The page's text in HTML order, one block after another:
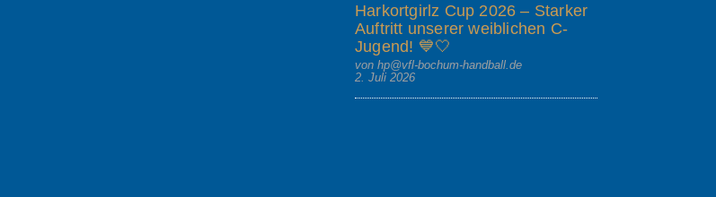
Harkortgirlz Cup 2026 – Starker
Auftritt unserer weiblichen C-
Jugend! 💙🤍
von hp@vfl-bochum-handball.de
2. Juli 2026